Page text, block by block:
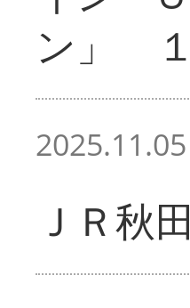
ン」
2025.11.05
ＪＲ秋